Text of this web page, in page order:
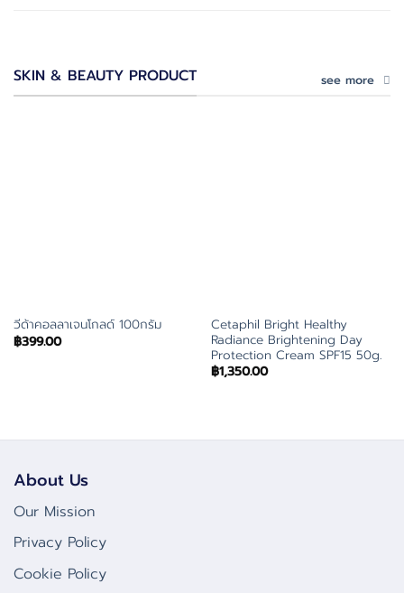
SKIN & BEAUTY PRODUCT see more
วีด้าคอลลาเจนโกลด์ 100กรัม
฿399.00
Cetaphil Bright Healthy
Radiance Brightening Day
Protection Cream SPF15 50g.
฿1,350.00
About Us
Our Mission
Privacy Policy
Cookie Policy